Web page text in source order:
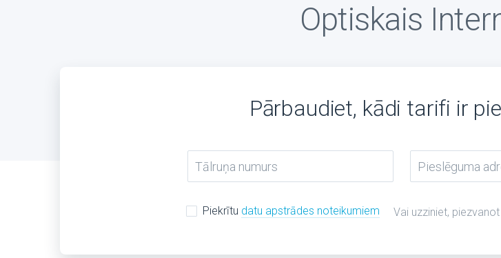
Optiskais
Pārbaudiet, kādi tarifi ir
Piekrītu datu apstrādes noteikumiem Vai uzziniet,